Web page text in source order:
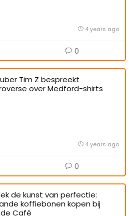
4 years ago
0
Tim Z bespreekt
over Medford-shirts
4 years ago
0
de kunst van perfectie:
koffiebonen kopen bij
de Café